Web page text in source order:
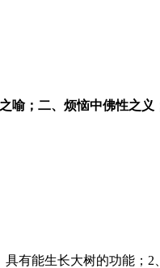
喻；二、烦恼中佛性之义
有能生长大树的功能；